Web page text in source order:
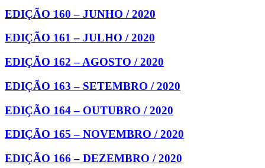
EDIÇÃO 160 – JUNHO / 2020
EDIÇÃO 161 – JULHO / 2020
EDIÇÃO 162 – AGOSTO / 2020
EDIÇÃO 163 – SETEMBRO / 2020
EDIÇÃO 164 – OUTUBRO / 2020
EDIÇÃO 165 – NOVEMBRO / 2020
EDIÇÃO 166 – DEZEMBRO / 2020